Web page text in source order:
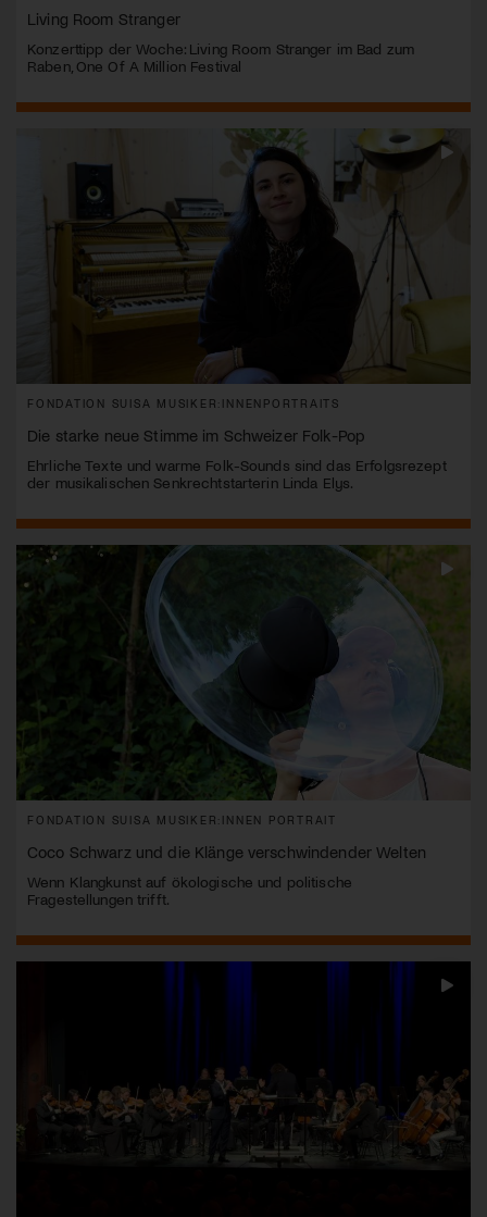
Living Room Stranger
Konzerttipp der Woche: Living Room Stranger im Bad zum
Raben, One Of A Million Festival
FONDATION SUISA MUSIKER:INNENPORTRAITS
Die starke neue Stimme im Schweizer Folk-Pop
Ehrliche Texte und warme Folk-Sounds sind das Erfolgsrezept
der musikalischen Senkrechtstarterin Linda Elys.
FONDATION SUISA MUSIKER:INNEN PORTRAIT
Coco Schwarz und die Klänge verschwindender Welten
Wenn Klangkunst auf ökologische und politische
Fragestellungen trifft.